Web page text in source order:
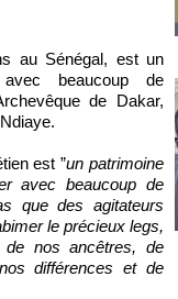
au Sénégal, est un
beaucoup de
de Dakar,
est ”un patrimoine
avec beaucoup de
que des agitateurs
le précieux legs,
nos ancêtres, de
différences et de